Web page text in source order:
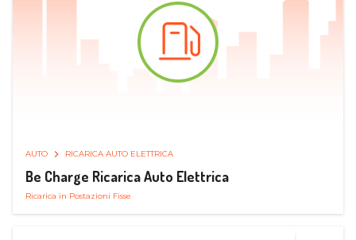
AUTO RICARICA AUTO ELETTRICA
Be Charge Ricarica Auto Elettrica
Ricarica in Postazioni Fisse